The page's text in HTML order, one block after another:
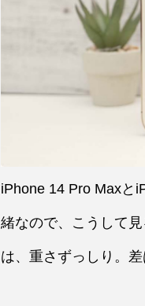
iPhone 14 Pro Maxと
緒なので、こうして
は、重さずっしり。差